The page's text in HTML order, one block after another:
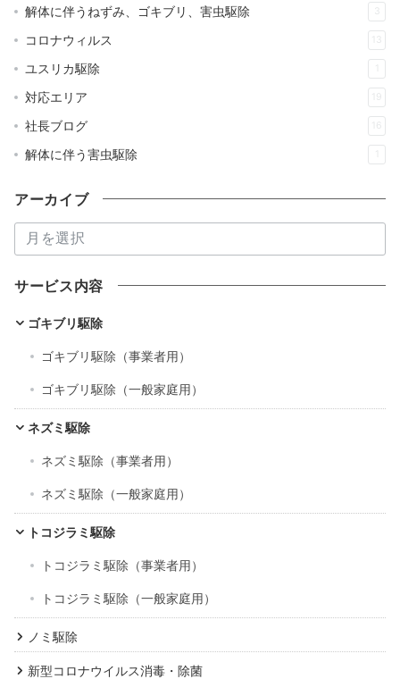
解体に伴うねずみ、ゴキブリ、害虫駆除
コロナウィルス
ユスリカ駆除
対応エリア 19
社長ブログ 16
解体に伴う害虫駆除
アーカイブ
ー
カ
イ
ブ
サービス内容
ゴキブリ駆除
ゴキブリ駆除（事業者用）
ゴキブリ駆除（一般家庭用）
ネズミ駆除
ネズミ駆除（事業者用）
ネズミ駆除（一般家庭用）
トコジラミ駆除
トコジラミ駆除（事業者用）
トコジラミ駆除（一般家庭用）
ノミ駆除
新型コロナウイルス消毒・除菌